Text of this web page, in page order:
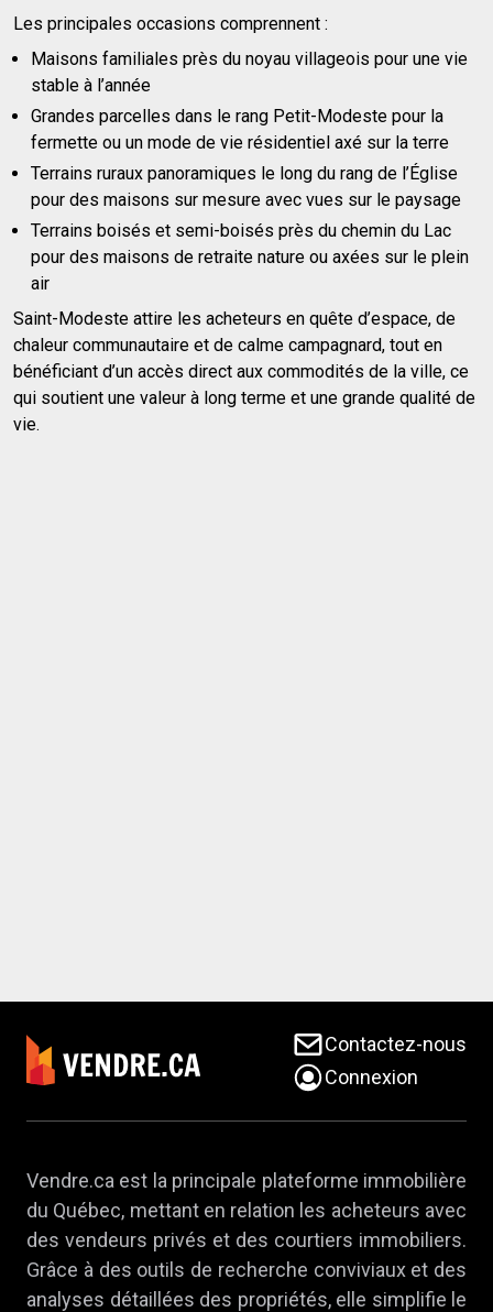
Les principales occasions comprennent :
Maisons familiales près du noyau villageois pour une vie
stable à l’année
Grandes parcelles dans le rang Petit-Modeste pour la
fermette ou un mode de vie résidentiel axé sur la terre
Terrains ruraux panoramiques le long du rang de l’Église
pour des maisons sur mesure avec vues sur le paysage
Terrains boisés et semi-boisés près du chemin du Lac
pour des maisons de retraite nature ou axées sur le plein
air
Saint-Modeste attire les acheteurs en quête d’espace, de
chaleur communautaire et de calme campagnard, tout en
bénéficiant d’un accès direct aux commodités de la ville, ce
qui soutient une valeur à long terme et une grande qualité de
vie.
Contactez-nous
Connexion
Vendre.ca est la principale plateforme immobilière
du Québec, mettant en relation les acheteurs avec
des vendeurs privés et des courtiers immobiliers.
Grâce à des outils de recherche conviviaux et des
analyses détaillées des propriétés, elle simplifie le